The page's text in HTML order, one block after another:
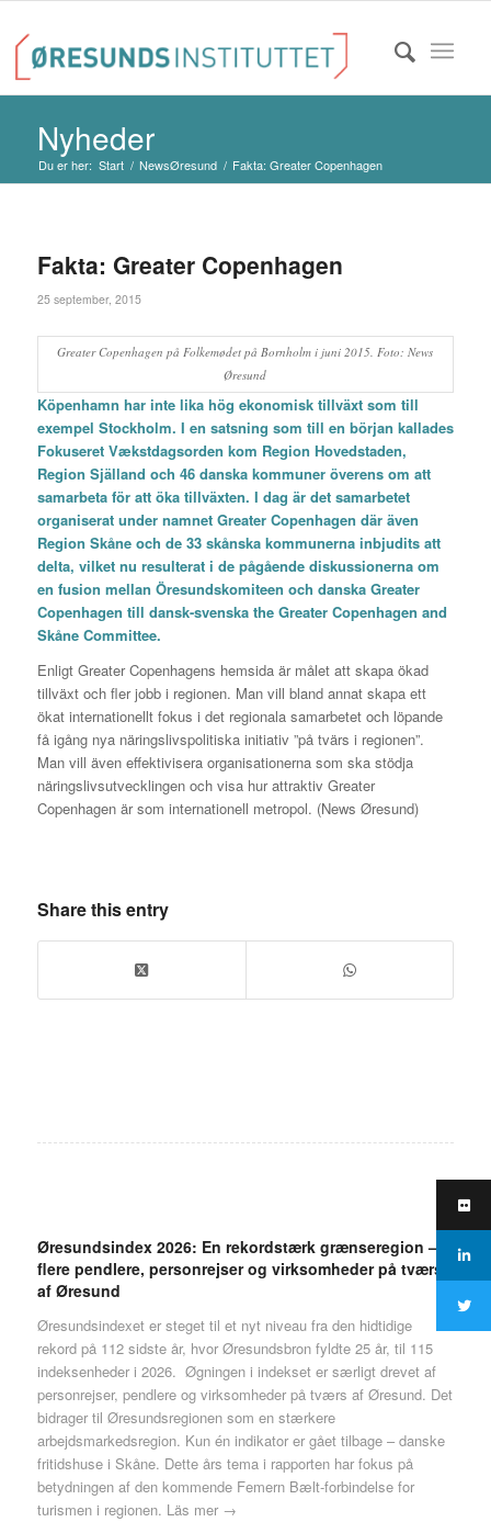
Nyheder
Du er her: Start / NewsØresund / Fakta: Greater Copenhagen
Fakta: Greater Copenhagen
25 september, 2015
Greater Copenhagen på Folkemødet på Bornholm i juni 2015. Foto: News
Øresund
Köpenhamn har inte lika hög ekonomisk tillväxt som till
exempel Stockholm. I en satsning som till en början kallades
Fokuseret Vækstdagsorden kom Region Hovedstaden,
Region Själland och 46 danska kommuner överens om att
samarbeta för att öka tillväxten. I dag är det samarbetet
organiserat under namnet Greater Copenhagen där även
Region Skåne och de 33 skånska kommunerna inbjudits att
delta, vilket nu resulterat i de pågående diskussionerna om
en fusion mellan Öresundskomiteen och danska Greater
Copenhagen till dansk-svenska the Greater Copenhagen and
Skåne Committee.
Enligt Greater Copenhagens hemsida är målet att skapa ökad
tillväxt och fler jobb i regionen. Man vill bland annat skapa ett
ökat internationellt fokus i det regionala samarbetet och löpande
få igång nya näringslivspolitiska initiativ ”på tvärs i regionen”.
Man vill även effektivisera organisationerna som ska stödja
näringslivsutvecklingen och visa hur attraktiv Greater
Copenhagen är som internationell metropol. (News Øresund)
Share this entry
Øresundsindex 2026: En rekordstærk grænseregion –
flere pendlere, personrejser og virksomheder på tværs
af Øresund
Øresundsindexet er steget til et nyt niveau fra den hidtidige
rekord på 112 sidste år, hvor Øresundsbron fyldte 25 år, til 115
indeksenheder i 2026. Øgningen i indekset er særligt drevet af
personrejser, pendlere og virksomheder på tværs af Øresund. Det
bidrager til Øresundsregionen som en stærkere
arbejdsmarkedsregion. Kun én indikator er gået tilbage – danske
fritidshuse i Skåne. Dette års tema i rapporten har fokus på
betydningen af den kommende Femern Bælt-forbindelse for
turismen i regionen. Läs mer →